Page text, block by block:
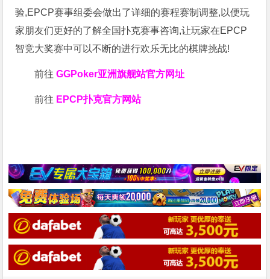
验,EPCP赛事组委会做出了详细的赛程赛制调整,以便玩
家朋友们更好的了解全国扑克赛事咨询,让玩家在EPCP
智竞大奖赛中可以不断的进行欢乐无比的棋牌挑战!
前往GGPoker亚洲旗舰站官方网址
前往 EPCP扑克官方网站